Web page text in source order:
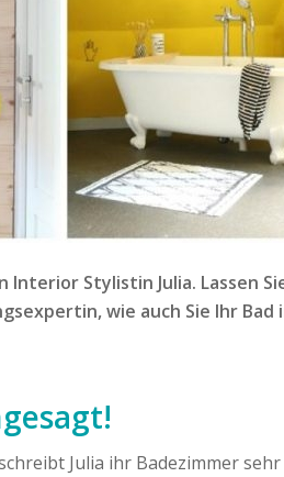
Stylistin Julia. Lassen
wie auch Sie Ihr
Julia ihr Badezimmer